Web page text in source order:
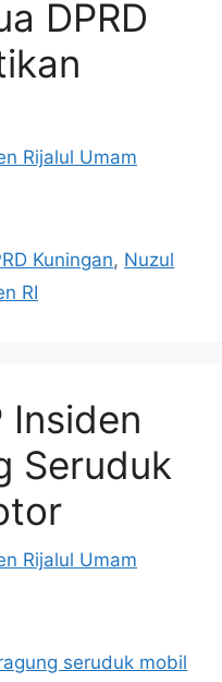
DPRD
Rijalul Umam
Kuningan, Nuzul
RI
Insiden
Seruduk
Rijalul Umam
seruduk mobil